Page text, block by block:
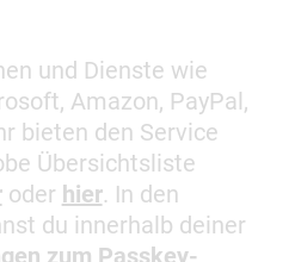
und Dienste wie
Amazon, PayPal,
bieten den Service
Übersichtsliste
oder hier. In den
du innerhalb deiner